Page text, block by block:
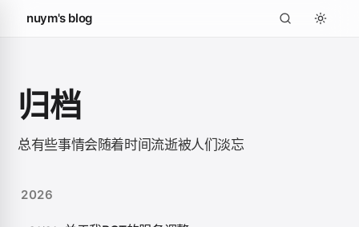
nuym's blog
归档
总有些事情会随着时间流逝被人们淡忘
2026